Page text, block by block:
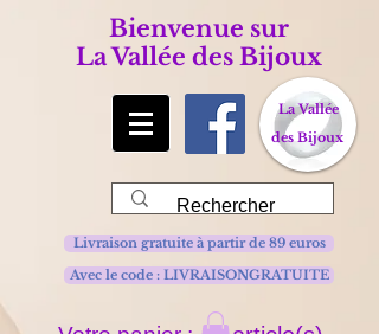
Bienvenue sur
La Vallée des Bijoux
La Vallée
des Bijoux
Avec le code : LIVRAISONGRATUITE
Livraison gratuite à partir de 89 euros